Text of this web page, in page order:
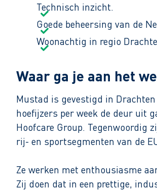
Technisch inzicht.
Goede beheersing van de
Woonachtig in regio
Waar ga je aan het
Mustad is gevestigd in
hoefijzers per week de deur uit
Hoofcare Group. Tegenwoordig
rij- en sportsegmenten van de
Ze werken met enthousiasme
Zij doen dat in een prettige,